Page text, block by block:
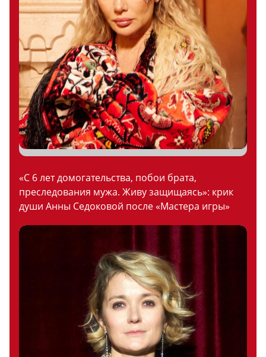
«С 6 лет домогательства, побои брата,
преследования мужа. Живу защищаясь»: крик
души Анны Седоковой после «Мастера игры»